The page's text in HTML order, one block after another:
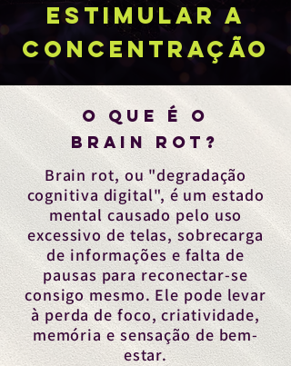
estimular a
concentração
o que é o
brain rot?
Brain rot, ou "degradação
cognitiva digital", é um estado
mental causado pelo uso
excessivo de telas, sobrecarga
de informações e falta de
pausas para reconectar-se
consigo mesmo. Ele pode levar
à perda de foco, criatividade,
memória e sensação de bem-
estar.